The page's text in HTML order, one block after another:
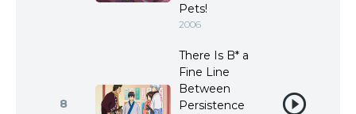
Pets!
2006
8
There Is B* a
Fine Line
Between
Persistence